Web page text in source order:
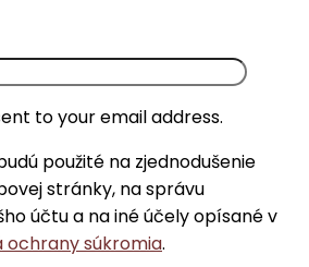
to your email address.
použité na zjednodušenie
stránky, na správu
účtu a na iné účely opísané v
ochrany súkromia.